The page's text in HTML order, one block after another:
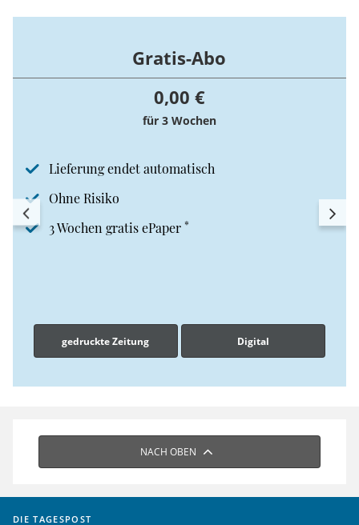
auch für Stickstoffdünger, Ammoniak und Harnstoff.
Gratis-Abo
0,00 €
für 3 Wochen
Lieferung endet automatisch
Ohne Risiko
3 Wochen gratis ePaper *
gedruckte Zeitung Digital
NACH OBEN
DIE TAGESPOST